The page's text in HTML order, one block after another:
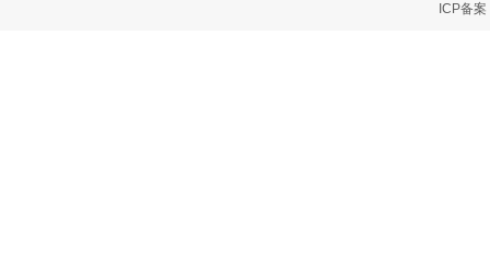
ICP备